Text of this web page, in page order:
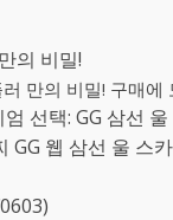
의 비밀!
만의 비밀! 구매에
선택: GG 삼선
GG 웹 삼선 울